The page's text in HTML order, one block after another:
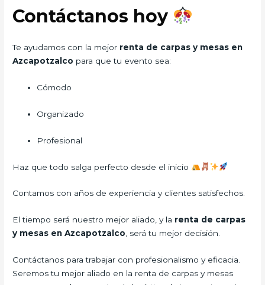
Contáctanos hoy
Te ayudamos con la mejor renta de carpas y mesas en
Azcapotzalco para que tu evento sea:
Cómodo
Organizado
Profesional
Haz que todo salga perfecto desde el inicio
Contamos con años de experiencia y clientes satisfechos.
El tiempo será nuestro mejor aliado, y la renta de carpas
y mesas en Azcapotzalco, será tu mejor decisión.
Contáctanos para trabajar con profesionalismo y eficacia.
Seremos tu mejor aliado en la renta de carpas y mesas